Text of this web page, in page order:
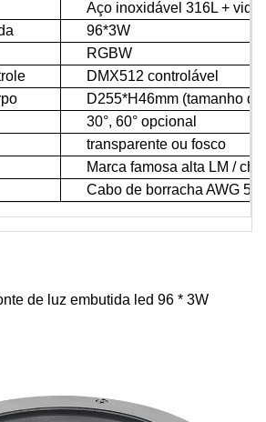
Aço inoxidável 316L + vidro
96*3W
RGBW
DMX512 controlável
D255*H46mm (tamanho do
30°, 60° opcional
transparente ou fosco
Marca famosa alta LM /
Cabo de borracha AWG 5/
de luz embutida led 96 * 3W